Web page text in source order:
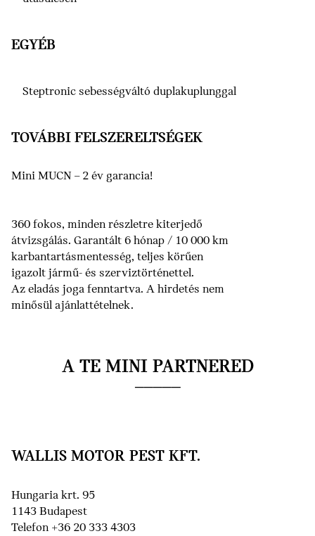
EGYÉB
Steptronic sebességváltó duplakuplunggal
TOVÁBBI FELSZERELTSÉGEK
Mini MUCN – 2 év garancia!
360 fokos, minden részletre kiterjedő
átvizsgálás. Garantált 6 hónap / 10 000 km
karbantartásmentesség, teljes körűen
igazolt jármű- és szerviztörténettel.
Az eladás joga fenntartva. A hirdetés nem
minősül ajánlattételnek.
A TE MINI PARTNERED
WALLIS MOTOR PEST KFT.
Hungaria krt. 95
1143 Budapest
Telefon +36 20 333 4303